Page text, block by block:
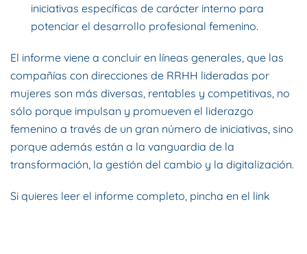
iniciativas específicas de carácter interno para
potenciar el desarrollo profesional femenino.
El informe viene a concluir en líneas generales, que las
compañías con direcciones de RRHH lideradas por
mujeres son más diversas, rentables y competitivas, no
sólo porque impulsan y promueven el liderazgo
femenino a través de un gran número de iniciativas, sino
porque además están a la vanguardia de la
transformación, la gestión del cambio y la digitalización.
Si quieres leer el informe completo, pincha en el link